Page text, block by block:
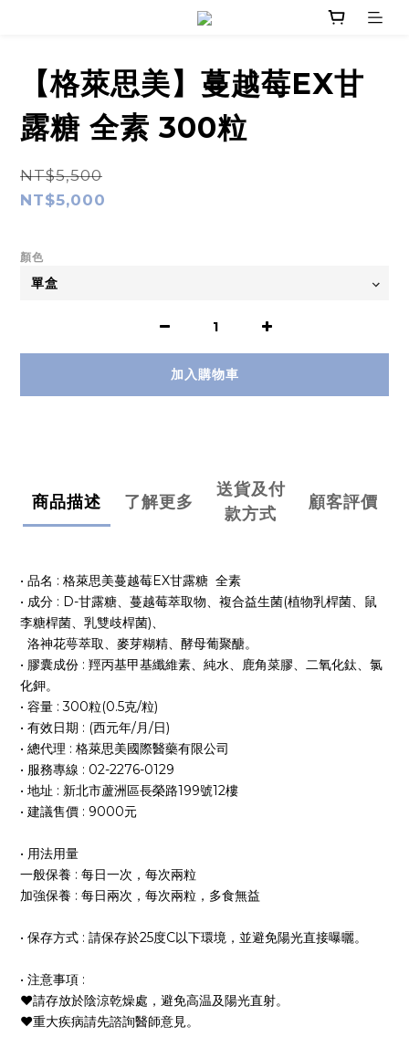
【格萊思美】蔓越莓EX甘
露糖 全素 300粒
NT$5,500
NT$5,000
顏色
加入購物車
商品描述 了解更多
送貨及付
款方式
顧客評價
• 品名 : 格萊思美蔓越莓EX甘露糖 全素
• 成分 : D-甘露糖、蔓越莓萃取物、複合益生菌(植物乳桿菌、鼠
李糖桿菌、乳雙歧桿菌)、
洛神花萼萃取、麥芽糊精、酵母葡聚醣。
• 膠囊成份 : 羥丙基甲基纖維素、純水、鹿角菜膠、二氧化鈦、氯
化鉀。
• 容量 : 300粒(0.5克/粒)
• 有效日期 : (西元年/月/日)
• 總代理 : 格萊思美國際醫藥有限公司
• 服務專線 : 02-2276-0129
• 地址 : 新北市蘆洲區長榮路199號12樓
• 建議售價 : 9000元
• 用法用量
一般保養 : 每日一次 ， 每次兩粒
加強保養 : 每日兩次 ， 每次兩粒 ， 多食無益
• 保存方式 : 請保存於25度C以下環境，並避免陽光直接曝曬。
• 注意事項 :
❤︎請存放於陰涼乾燥處，避免高温及陽光直射。
❤︎重大疾病請先諮詢醫師意見。